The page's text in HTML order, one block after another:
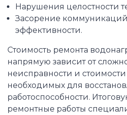
Нарушения целостности
Засорение
эффективности.
Стоимость ремонта
напрямую зависит от
неисправности и стоимости
необходимых для
работоспособности.
ремонтные работы